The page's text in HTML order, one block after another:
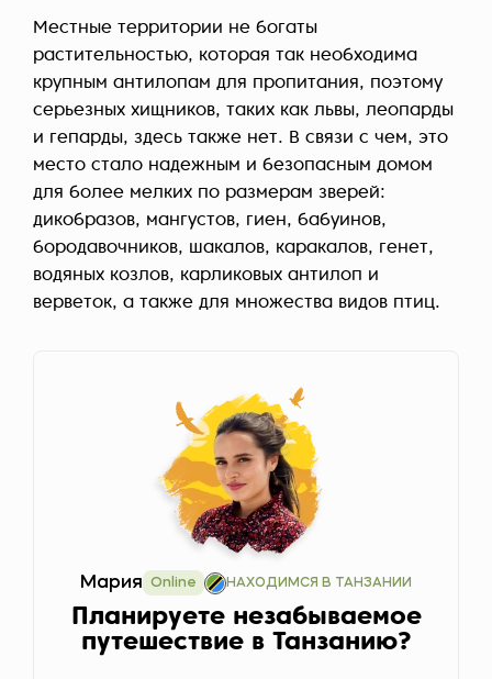
Местные территории не богаты
растительностью, которая так необходима
крупным антилопам для пропитания, поэтому
серьезных хищников, таких как львы, леопарды
и гепарды, здесь также нет. В связи с чем, это
место стало надежным и безопасным домом
для более мелких по размерам зверей:
дикобразов, мангустов, гиен, бабуинов,
бородавочников, шакалов, каракалов, генет,
водяных козлов, карликовых антилоп и
верветок, а также для множества видов птиц.
Мария Online НАХОДИМСЯ В ТАНЗАНИИ
Планируете незабываемое
путешествие в Танзанию?